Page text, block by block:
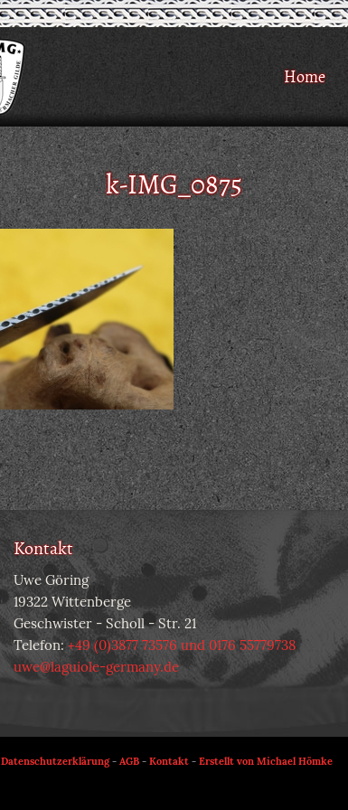
Home
k-IMG_0875
Kontakt
Uwe Göring
19322 Wittenberge
Geschwister - Scholl - Str. 21
Telefon:+49 (0)3877 73576 und 0176 55779738
uwe@laguiole-germany.de
Datenschutzerklärung- AGB - Kontakt - Erstellt von Michael Hömke